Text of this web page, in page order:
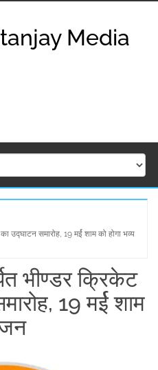
Media
उद्घाटन समारोह, 19 मर्ई शाम को होगा भव्य
भीण्डर क्रिकेट
19 मर्ई शाम